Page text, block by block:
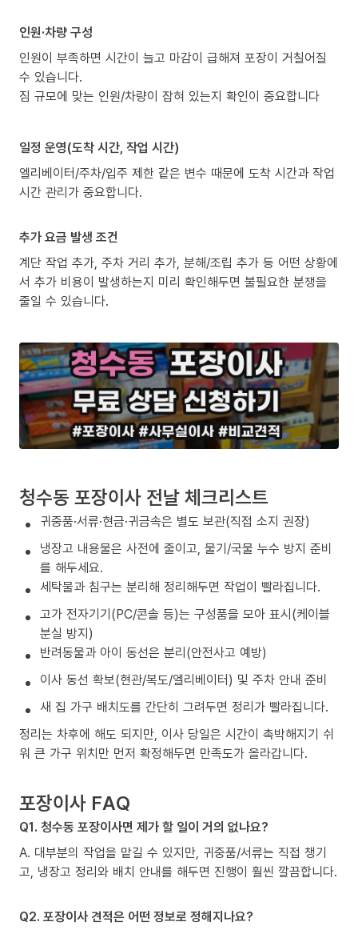
인원·차량 구성
인원이 부족하면 시간이 늘고 마감이 급해져 포장이 거칠어질
수 있습니다.
짐 규모에 맞는 인원/차량이 잡혀 있는지 확인이 중요합니다
일정 운영(도착 시간, 작업 시간)
엘리베이터/주차/입주 제한 같은 변수 때문에 도착 시간과 작업
시간 관리가 중요합니다.
추가 요금 발생 조건
계단 작업 추가, 주차 거리 추가, 분해/조립 추가 등 어떤 상황에
서 추가 비용이 발생하는지 미리 확인해두면 불필요한 분쟁을
줄일 수 있습니다.
청수동 포장이사 전날 체크리스트
귀중품·서류·현금·귀금속은 별도 보관(직접 소지 권장)
냉장고 내용물은 사전에 줄이고, 물기/국물 누수 방지 준비
를 해두세요.
세탁물과 침구는 분리해 정리해두면 작업이 빨라집니다.
고가 전자기기(PC/콘솔 등)는 구성품을 모아 표시(케이블
분실 방지)
반려동물과 아이 동선은 분리(안전사고 예방)
이사 동선 확보(현관/복도/엘리베이터) 및 주차 안내 준비
새 집 가구 배치도를 간단히 그려두면 정리가 빨라집니다.
정리는 차후에 해도 되지만, 이사 당일은 시간이 촉박해지기 쉬
워 큰 가구 위치만 먼저 확정해두면 만족도가 올라갑니다.
포장이사 FAQ
Q1. 청수동 포장이사면 제가 할 일이 거의 없나요?
A. 대부분의 작업을 맡길 수 있지만, 귀중품/서류는 직접 챙기
고, 냉장고 정리와 배치 안내를 해두면 진행이 훨씬 깔끔합니다.
Q2. 포장이사 견적은 어떤 정보로 정해지나요?